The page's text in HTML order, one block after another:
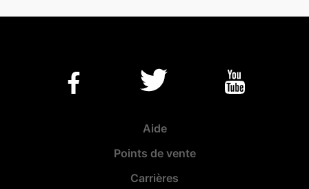
Aide
Points de vente
Carrières